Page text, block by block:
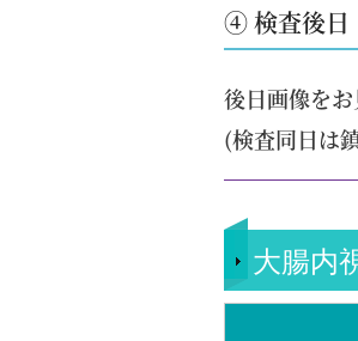
④ 検査後日
後日画像をお
(検査同日は
大腸内